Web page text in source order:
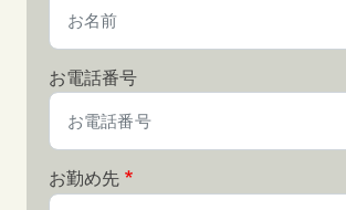
お電話番号
お勤め先